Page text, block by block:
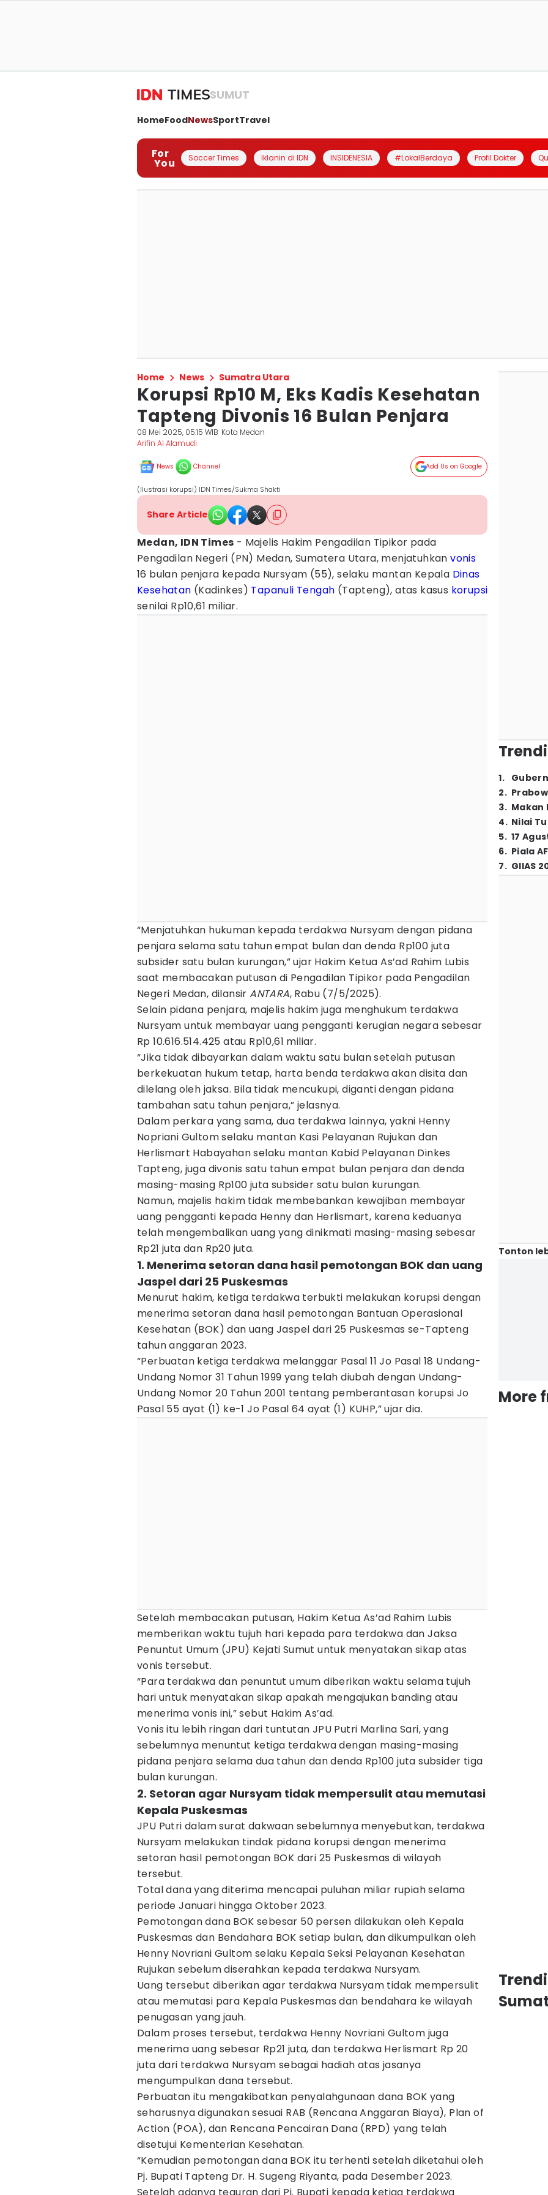
SUMUT
HomeFoodNewsSportTravel
For
You Soccer Times Iklanin di IDN INSIDENESIA #LokalBerdaya Profil Dokter
Home News Sumatra Utara
Korupsi Rp10 M, Eks Kadis Kesehatan
Tapteng Divonis 16 Bulan Penjara
08 Mei 2025, 05:15 WIB Kota Medan
Arifin Al Alamudi
News Channel Add Us on Google
(Ilustrasi korupsi) IDN Times/Sukma Shakti
Share Article
Medan, IDN Times - Majelis Hakim Pengadilan Tipikor pada
Pengadilan Negeri (PN) Medan, Sumatera Utara, menjatuhkanvonis
16 bulan penjara kepada Nursyam (55), selaku mantan Kepala Dinas
Kesehatan (Kadinkes) Tapanuli Tengah (Tapteng), atas kasus korupsi
senilai Rp10,61 miliar.
“Menjatuhkan hukuman kepada terdakwa Nursyam dengan pidana
penjara selama satu tahun empat bulan dan denda Rp100 juta
subsider satu bulan kurungan,” ujar Hakim Ketua As’ad Rahim Lubis
saat membacakan putusan di Pengadilan Tipikor pada Pengadilan
Negeri Medan, dilansirANTARA, Rabu (7/5/2025).
Selain pidana penjara, majelis hakim juga menghukum terdakwa
Nursyam untuk membayar uang pengganti kerugian negara sebesar
Rp 10.616.514.425 atau Rp10,61 miliar.
“Jika tidak dibayarkan dalam waktu satu bulan setelah putusan
berkekuatan hukum tetap, harta benda terdakwa akan disita dan
dilelang oleh jaksa. Bila tidak mencukupi, diganti dengan pidana
tambahan satu tahun penjara,” jelasnya.
Dalam perkara yang sama, dua terdakwa lainnya, yakni Henny
Nopriani Gultom selaku mantan Kasi Pelayanan Rujukan dan
Herlismart Habayahan selaku mantan Kabid Pelayanan Dinkes
Tapteng, juga divonis satu tahun empat bulan penjara dan denda
masing-masing Rp100 juta subsider satu bulan kurungan.
Namun, majelis hakim tidak membebankan kewajiban membayar
uang pengganti kepada Henny dan Herlismart, karena keduanya
telah mengembalikan uang yang dinikmati masing-masing sebesar
Rp21 juta dan Rp20 juta.
1. Menerima setoran dana hasil pemotongan BOK dan uang
Jaspel dari 25 Puskesmas
Menurut hakim, ketiga terdakwa terbukti melakukan korupsi dengan
menerima setoran dana hasil pemotongan Bantuan Operasional
Kesehatan (BOK) dan uang Jaspel dari 25 Puskesmas se-Tapteng
tahun anggaran 2023.
“Perbuatan ketiga terdakwa melanggar Pasal 11 Jo Pasal 18 Undang-
Undang Nomor 31 Tahun 1999 yang telah diubah dengan Undang-
Undang Nomor 20 Tahun 2001 tentang pemberantasan korupsi Jo
Pasal 55 ayat (1) ke-1 Jo Pasal 64 ayat (1) KUHP,” ujar dia.
Setelah membacakan putusan, Hakim Ketua As’ad Rahim Lubis
memberikan waktu tujuh hari kepada para terdakwa dan Jaksa
Penuntut Umum (JPU) Kejati Sumut untuk menyatakan sikap atas
vonis tersebut.
“Para terdakwa dan penuntut umum diberikan waktu selama tujuh
hari untuk menyatakan sikap apakah mengajukan banding atau
menerima vonis ini,” sebut Hakim As’ad.
Vonis itu lebih ringan dari tuntutan JPU Putri Marlina Sari, yang
sebelumnya menuntut ketiga terdakwa dengan masing-masing
pidana penjara selama dua tahun dan denda Rp100 juta subsider tiga
bulan kurungan.
2. Setoran agar Nursyam tidak mempersulit atau memutasi
Kepala Puskesmas
JPU Putri dalam surat dakwaan sebelumnya menyebutkan, terdakwa
Nursyam melakukan tindak pidana korupsi dengan menerima
setoran hasil pemotongan BOK dari 25 Puskesmas di wilayah
tersebut.
Total dana yang diterima mencapai puluhan miliar rupiah selama
periode Januari hingga Oktober 2023.
Pemotongan dana BOK sebesar 50 persen dilakukan oleh Kepala
Puskesmas dan Bendahara BOK setiap bulan, dan dikumpulkan oleh
Henny Novriani Gultom selaku Kepala Seksi Pelayanan Kesehatan
Rujukan sebelum diserahkan kepada terdakwa Nursyam.
Uang tersebut diberikan agar terdakwa Nursyam tidak mempersulit
atau memutasi para Kepala Puskesmas dan bendahara ke wilayah
penugasan yang jauh.
Dalam proses tersebut, terdakwa Henny Novriani Gultom juga
menerima uang sebesar Rp21 juta, dan terdakwa Herlismart Rp 20
juta dari terdakwa Nursyam sebagai hadiah atas jasanya
mengumpulkan dana tersebut.
Perbuatan itu mengakibatkan penyalahgunaan dana BOK yang
seharusnya digunakan sesuai RAB (Rencana Anggaran Biaya), Plan of
Action (POA), dan Rencana Pencairan Dana (RPD) yang telah
disetujui Kementerian Kesehatan.
“Kemudian pemotongan dana BOK itu terhenti setelah diketahui oleh
Pj. Bupati Tapteng Dr. H. Sugeng Riyanta, pada Desember 2023.
1.
2.
3. Makan
4. Nilai
5. 17
6. Piala
7. GIIAS
Tonton
More